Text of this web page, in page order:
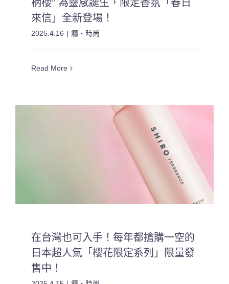
柄櫻” 為靈感誕生，限定香氛「春日
來信」全新登場！
2025.4.16 | 癮・時尚
Read More
在台灣也可入手！每年都搶購一空的
日本超人氣「櫻花限定系列」限量發
售中！